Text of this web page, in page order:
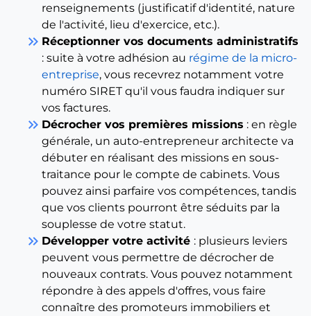
renseignements (justificatif d'identité, nature
de l'activité, lieu d'exercice, etc.).
keyboard_double_arrow_right Réceptionner vos documents administratifs
: suite à votre adhésion au régime de la micro-
entreprise, vous recevrez notamment votre
numéro SIRET qu'il vous faudra indiquer sur
vos factures.
keyboard_double_arrow_right Décrocher vos premières missions : en règle
générale, un auto-entrepreneur architecte va
débuter en réalisant des missions en sous-
traitance pour le compte de cabinets. Vous
pouvez ainsi parfaire vos compétences, tandis
que vos clients pourront être séduits par la
souplesse de votre statut.
keyboard_double_arrow_right Développer votre activité : plusieurs leviers
peuvent vous permettre de décrocher de
nouveaux contrats. Vous pouvez notamment
répondre à des appels d'offres, vous faire
connaître des promoteurs immobiliers et